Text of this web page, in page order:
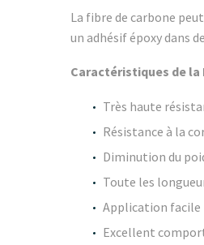
La fibre de carbone
un adhésif époxy dans
Caractéristiques de la
Très haute
Résistance à la
Diminution du
Toute les
Application facile
Excellent